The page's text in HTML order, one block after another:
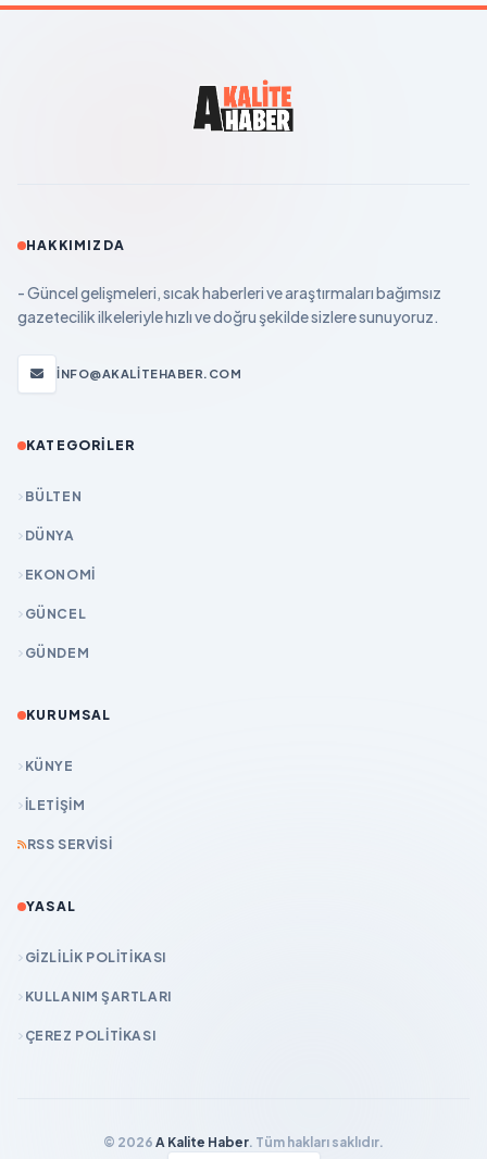
HAKKIMIZDA
- Güncel gelişmeleri, sıcak haberleri ve araştırmaları bağımsız
gazetecilik ilkeleriyle hızlı ve doğru şekilde sizlere sunuyoruz.
INFO@AKALITEHABER.COM
KATEGORILER
BÜLTEN
DÜNYA
EKONOMİ
GÜNCEL
GÜNDEM
KURUMSAL
KÜNYE
İLETIŞIM
RSS SERVISI
YASAL
GIZLILIK POLITIKASI
KULLANIM ŞARTLARI
ÇEREZ POLITIKASI
© 2026 A Kalite Haber. Tüm hakları saklıdır.